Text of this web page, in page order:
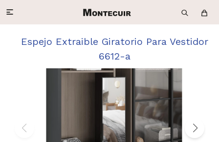

Espejo Extraible Giratorio Para Vestidor
6612-a